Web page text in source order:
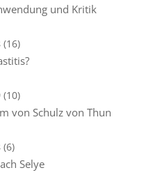
und Kritik
(16)
(10)
von Schulz von Thun
(6)
Selye